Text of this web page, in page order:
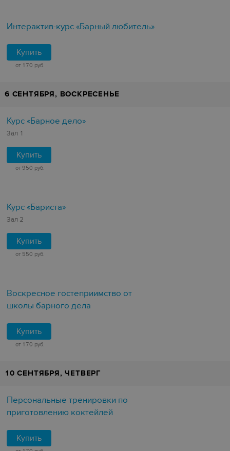
Интерактив-курс «Барный любитель»
Купить
от 170 руб.
6 СЕНТЯБРЯ, ВОСКРЕСЕНЬЕ
Курс «Барное дело»
Зал 1
Купить
от 950 руб.
Курс «Бариста»
Зал 2
Купить
от 550 руб.
Воскресное гостеприимство от
школы барного дела
Купить
от 170 руб.
10 СЕНТЯБРЯ, ЧЕТВЕРГ
Персональные тренировки по
приготовлению коктейлей
Купить